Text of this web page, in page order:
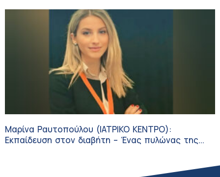
Μαρίνα Ραυτοπούλου (ΙΑΤΡΙΚΟ ΚΕΝΤΡΟ):
Εκπαίδευση στον διαβήτη – Ένας πυλώνας της